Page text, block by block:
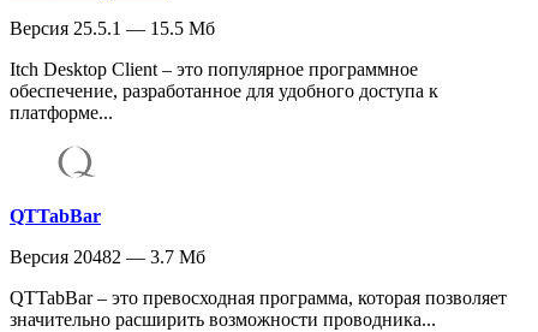
Версия 25.5.1 — 15.5 Мб
Itch Desktop Client – это популярное программное
обеспечение, разработанное для удобного доступа к
платформе...
QTTabBar
Версия 20482 — 3.7 Мб
QTTabBar – это превосходная программа, которая позволяет
значительно расширить возможности проводника...